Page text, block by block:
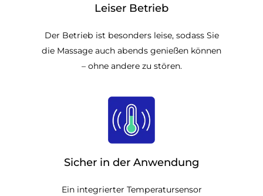
Leiser Betrieb
Der Betrieb ist besonders leise, sodass Sie
die Massage auch abends genießen können
– ohne andere zu stören.
Sicher in der Anwendung
Ein integrierter Temperatursensor